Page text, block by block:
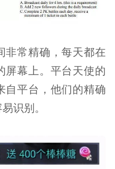
非常精确，每天都在
屏幕上。平台天使的
自平台，他们的精确
识别。